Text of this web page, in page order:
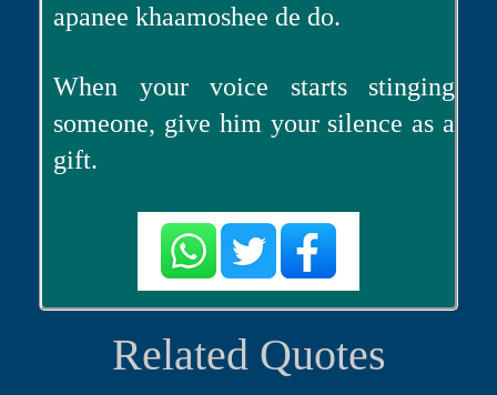
apanee khaamoshee de do.
When your voice starts stinging
someone, give him your silence as a
gift.
Related Quotes